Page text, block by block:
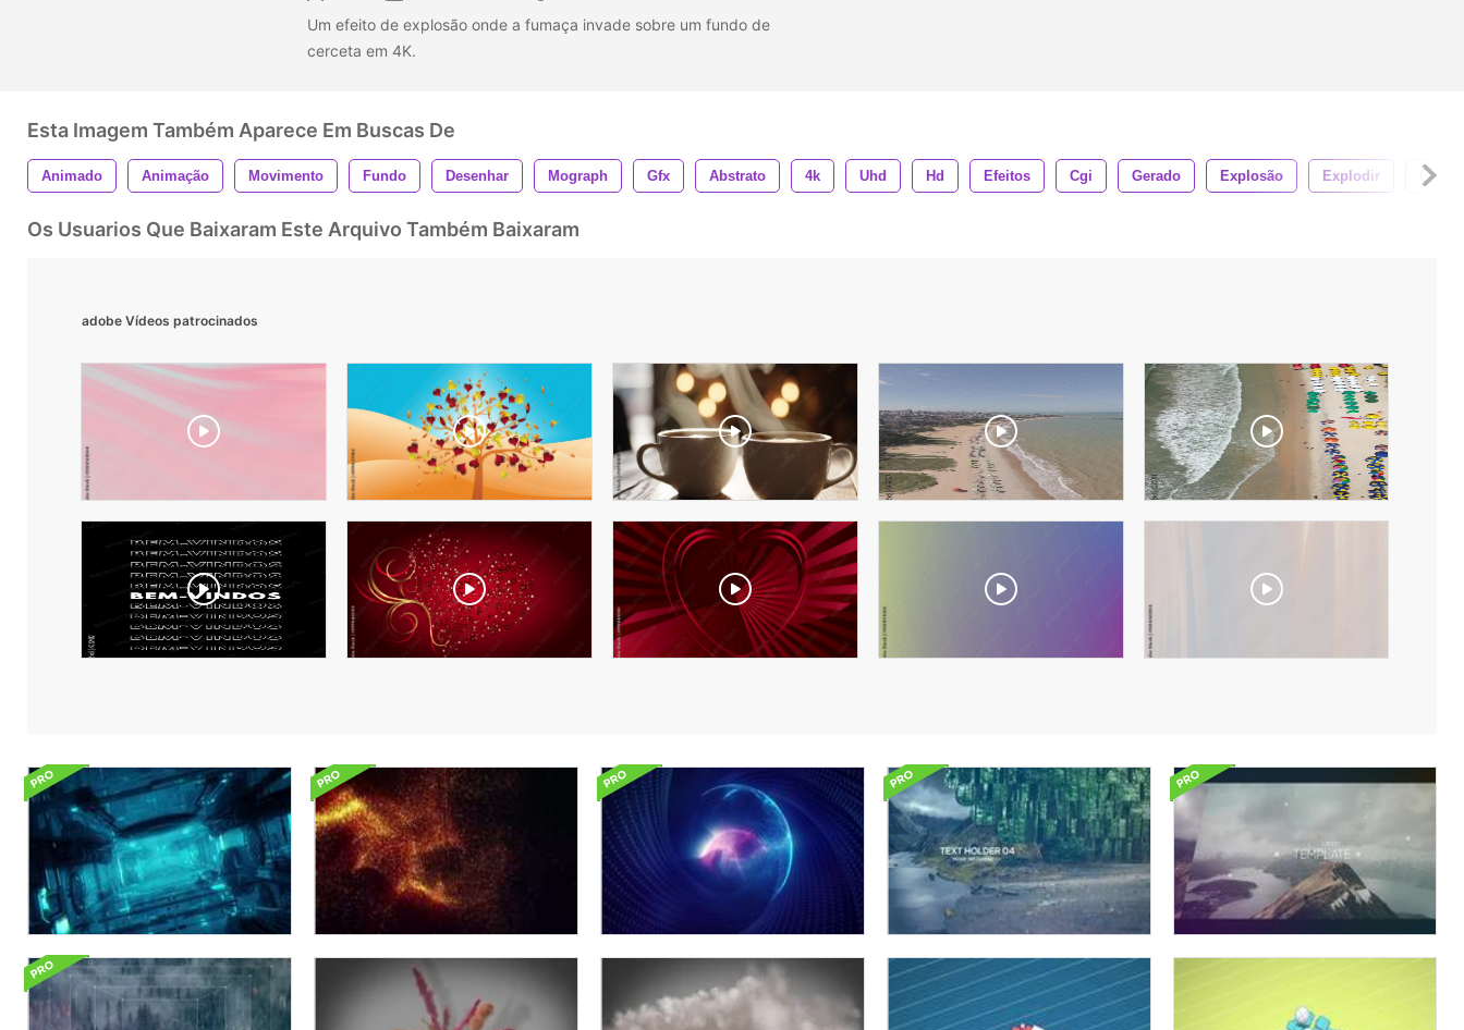
Um efeito de explosão onde a fumaça invade sobre um fundo de
cerceta em 4K.
Esta Imagem Também Aparece Em Buscas De
Animado Animação Movimento Fundo Desenhar Mograph Gfx Abstrato 4k Uhd Hd Efeitos Cgi Gerado Explosão Explodir Fx
Os Usuarios Que Baixaram Este Arquivo Também Baixaram
adobe Vídeos patrocinados